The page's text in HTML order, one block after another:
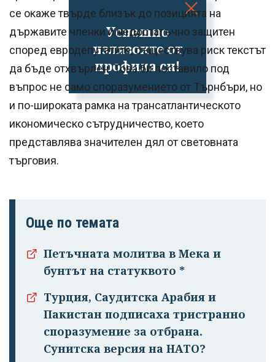
Успешно
излязохте от
профила си!
се окаже твърде близък до позицията на
държавите членки и недостатъчно защитен
според евродепутатите, съществува риск текстът
да бъде отхвърлен. Това би поставило под
въпрос не само споразумението от Търнбъри, но
и по-широката рамка на трансатлантическото
икономическо сътрудничество, което
представлява значителен дял от световната
търговия.
Още по темата
Петъчната молитва в Мека и
бунтът на статуквото *
Турция, Саудитска Арабия и
Пакистан подписаха тристранно
споразумение за отбрана.
Сунитска версия на НАТО?